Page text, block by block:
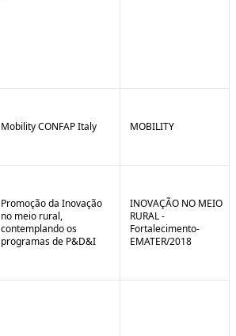
Mobility CONFAP Italy MOBILITY
Promoção da Inovação
no meio rural,
contemplando os
programas de P&D&I
INOVAÇÃO NO MEIO
RURAL -
Fortalecimento-
EMATER/2018